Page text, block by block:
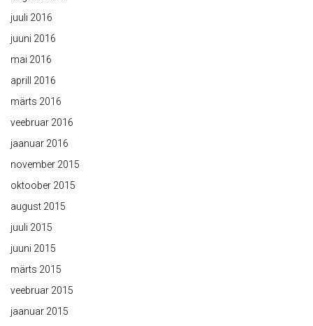
juuli 2016
juuni 2016
mai 2016
aprill 2016
märts 2016
veebruar 2016
jaanuar 2016
november 2015
oktoober 2015
august 2015
juuli 2015
juuni 2015
märts 2015
veebruar 2015
jaanuar 2015